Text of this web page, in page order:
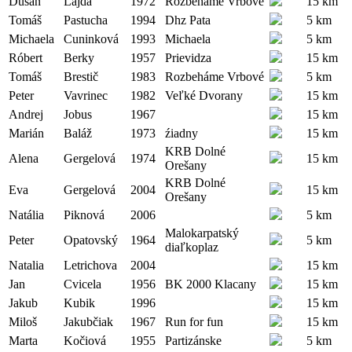
Tomáš
Pastucha 1994 Dhz Pata
5 km
Michaela
Cuninková 1993 Michaela
5 km
Róbert
Berky 1957 Prievidza
15 km
Tomáš
Brestič 1983 Rozbeháme Vrbové
5 km
Peter
Vavrinec 1982 Veľké Dvorany
15 km
Andrej
Jobus 1967
15 km
Marián
Baláž 1973 źiadny
15 km
Alena
Gergelová 1974
KRB Dolné
Orešany
15 km
Eva Gergelová 2004
KRB Dolné
Orešany
15 km
Natália
Piknová 2006
5 km
Peter
Opatovský 1964
Malokarpatský
diaľkoplaz
5 km
Natalia
Letrichova 2004
15 km
Jan
Cvicela 1956 BK 2000 Klacany
15 km
Jakub
Kubik 1996
15 km
Miloš
Jakubčiak 1967 Run for fun
15 km
Marta
Kočiová 1955 Partizánske 5 km